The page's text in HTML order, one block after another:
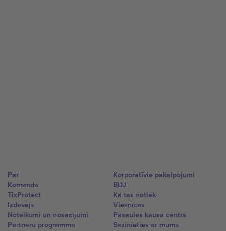
Par
Komanda
TixProtect
Izdevējs
Noteikumi un nosacījumi
Partneru programma
Korporatīvie pakalpojumi
BUJ
Kā tas notiek
Viesnīcas
Pasaules kausa centrs
Sazinieties ar mums